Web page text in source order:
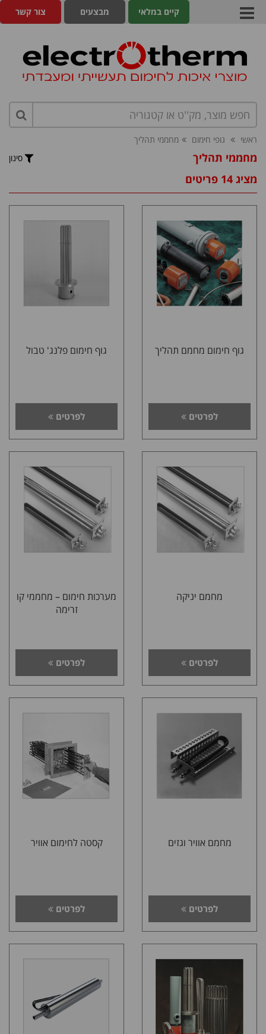
צור קשר מבצעים קיים במלאי
ראשי גופי חימום מחממי תהליך
מחממי תהליך סינון
מציג 14 פריטים
גוף חימום מחמם תהליך
לפרטים
גוף חימום פלנג' טבול
לפרטים
מחמם יניקה
לפרטים
מערכות חימום – מחממי קו
זרימה
לפרטים
מחמם אוויר וגזים
לפרטים
קסטה לחימום אוויר
לפרטים